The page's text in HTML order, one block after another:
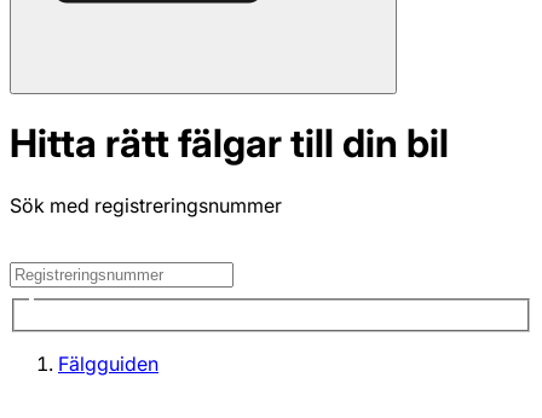
Hitta rätt fälgar till din bil
Sök med registreringsnummer
Fälgguiden